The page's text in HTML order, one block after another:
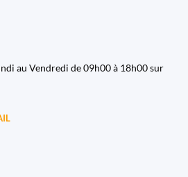
au Vendredi de 09h00 à 18h00 sur